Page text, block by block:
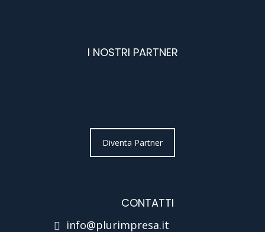
I NOSTRI PARTNER
Diventa Partner
CONTATTI
info@plurimpresa.it